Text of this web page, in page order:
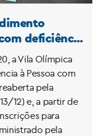
deficiência
Rio
a Vila Olímpica
à Pessoa com
pela
12) e, a partir de
para
pela